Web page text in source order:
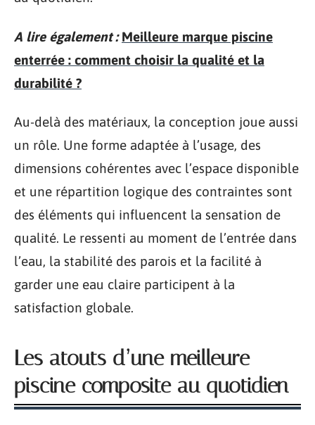
A lire également : Meilleure marque piscine
enterrée : comment choisir la qualité et la
durabilité ?
Au-delà des matériaux, la conception joue aussi
un rôle. Une forme adaptée à l’usage, des
dimensions cohérentes avec l’espace disponible
et une répartition logique des contraintes sont
des éléments qui influencent la sensation de
qualité. Le ressenti au moment de l’entrée dans
l’eau, la stabilité des parois et la facilité à
garder une eau claire participent à la
satisfaction globale.
Les atouts d’une meilleure
piscine composite au quotidien